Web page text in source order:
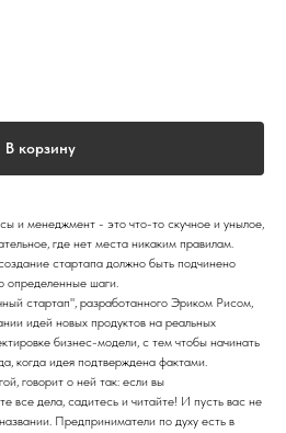
В корзину
и менеджмент - это что-то скучное и унылое,
где нет места никаким правилам.
стартапа должно быть подчинено
определенные шаги.
стартап", разработанного Эриком Рисом,
идей новых продуктов на реальных
бизнес-модели, с тем чтобы начинать
когда идея подтверждена фактами.
говорит о ней так: если вы
все дела, садитесь и читайте! И пусть вас не
Предприниматели по духу есть в